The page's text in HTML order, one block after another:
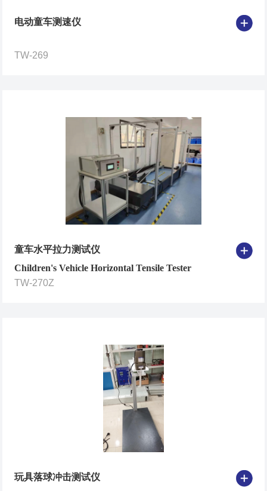
电动童车测速仪
TW-269
童车水平拉力测试仪
Children's Vehicle Horizontal Tensile Tester
TW-270Z
玩具落球冲击测试仪